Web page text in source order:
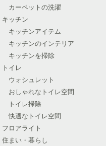
カーペットの洗濯
キッチン
キッチンアイテム
キッチンのインテリア
キッチンを掃除
トイレ
ウォシュレット
おしゃれなトイレ空間
トイレ掃除
快適なトイレ空間
フロアライト
住まい・暮らし